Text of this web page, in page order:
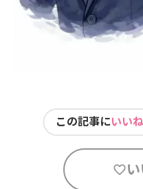
この記事にいいね